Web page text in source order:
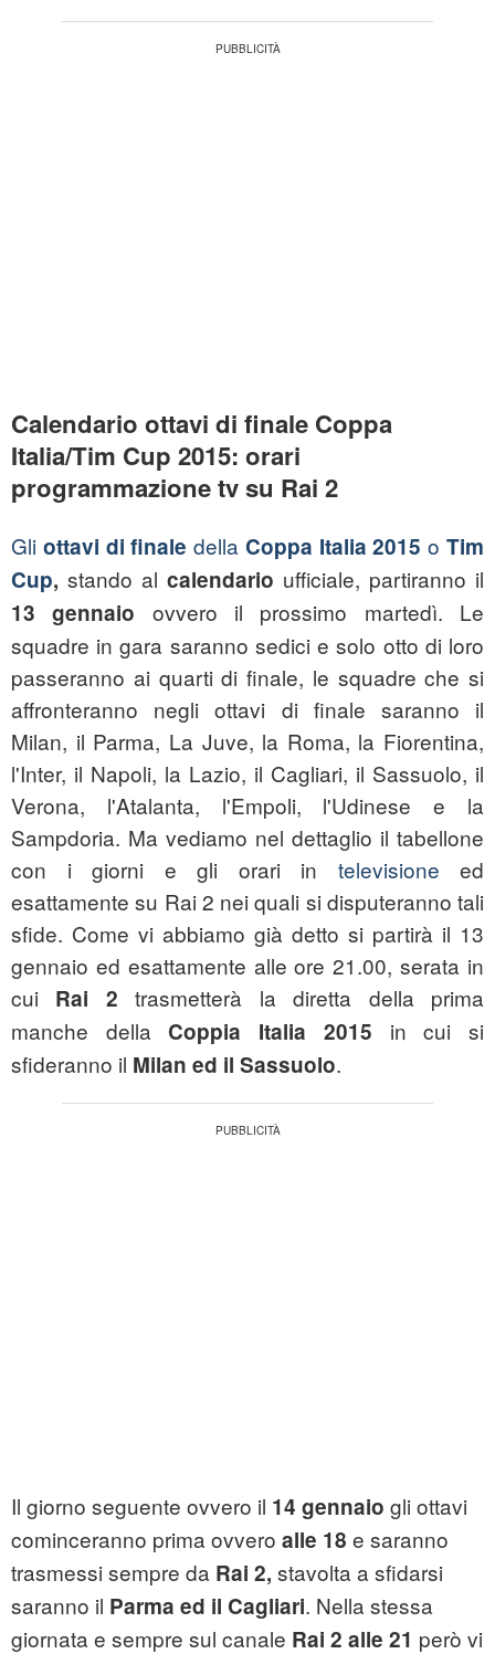
Calendario ottavi di finale Coppa
Italia/Tim Cup 2015: orari
programmazione tv su Rai 2
Gli ottavi di finale della Coppa Italia 2015 oTim
Cup, stando al calendario ufficiale, partiranno il
13 gennaio ovvero il prossimo martedì. Le
squadre in gara saranno sedici e solo otto di loro
passeranno ai quarti di finale, le squadre che si
affronteranno negli ottavi di finale saranno il
Milan, il Parma, La Juve, la Roma, la Fiorentina,
l'Inter, il Napoli, la Lazio, il Cagliari, il Sassuolo, il
Verona, l'Atalanta, l'Empoli, l'Udinese e la
Sampdoria. Ma vediamo nel dettaglio il tabellone
con i giorni e gli orari in televisione ed
esattamente su Rai 2 nei quali si disputeranno tali
sfide. Come vi abbiamo già detto si partirà il 13
gennaio ed esattamente alle ore 21.00, serata in
cui Rai 2 trasmetterà la diretta della prima
manche della Coppia Italia 2015 in cui si
sfideranno il Milan ed il Sassuolo.
Il giorno seguente ovvero il 14 gennaio gli ottavi
cominceranno prima ovvero alle 18 e saranno
trasmessi sempre da Rai 2, stavolta a sfidarsi
saranno il Parma ed il Cagliari. Nella stessa
giornata e sempre sul canale Rai 2 alle 21 però vi